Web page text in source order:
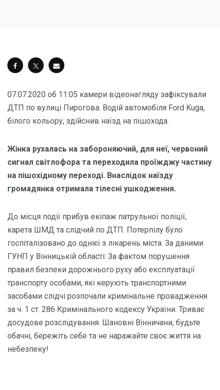
07.07.2020 об 11:05 камери відеонагляду зафіксували
ДТП по вулиці Пирогова. Водій автомобіля Ford Kuga,
білого кольору, здійснив наїзд на пішохода.
Жінка рухалась на забороняючий, для неї, червоний
сигнал світлофора та переходила проїжджу частину
на пішохідному переході. Внаслідок наїзду
громадянка отримала тілесні ушкодження.
До місця події прибув екіпаж патрульної поліції,
карета ШМД та слідчий по ДТП. Потерпілу було
госпіталізовано до однієї з лікарень міста. За даними
ГУНП у Вінницькій області: За фактом порушення
правил безпеки дорожнього руху або експлуатації
транспорту особами, які керують транспортними
засобами слідчі розпочали кримінальне провадження
за ч. 1 ст. 286 Кримінального кодексу України. Триває
досудове розслідування. Шановні Вінничани, будьте
обачні, бережіть себе та не наражайте своє життя на
небезпеку!